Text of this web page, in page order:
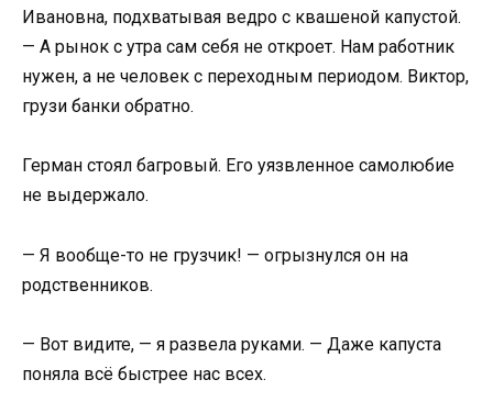
Ивановна, подхватывая ведро с квашеной капустой.
— А рынок с утра сам себя не откроет. Нам работник
нужен, а не человек с переходным периодом. Виктор,
грузи банки обратно.
Герман стоял багровый. Его уязвленное самолюбие
не выдержало.
— Я вообще-то не грузчик! — огрызнулся он на
родственников.
— Вот видите, — я развела руками. — Даже капуста
поняла всё быстрее нас всех.